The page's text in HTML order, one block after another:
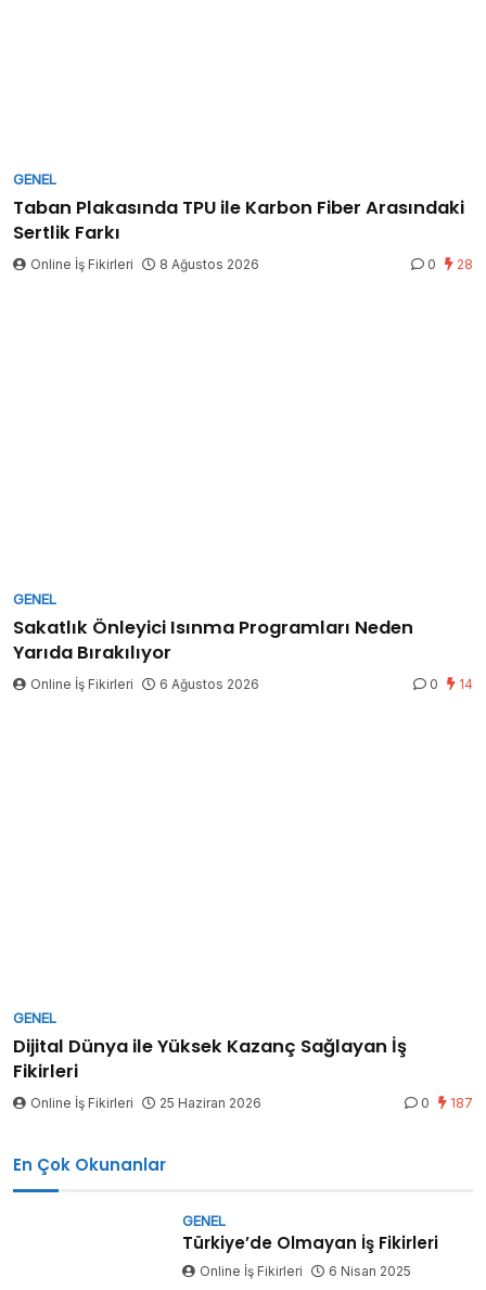
GENEL
Taban Plakasında TPU ile Karbon Fiber Arasındaki
Sertlik Farkı
Online İş Fikirleri 8 Ağustos 2026 0 28
GENEL
Sakatlık Önleyici Isınma Programları Neden
Yarıda Bırakılıyor
Online İş Fikirleri 6 Ağustos 2026 0 14
GENEL
Dijital Dünya ile Yüksek Kazanç Sağlayan İş
Fikirleri
Online İş Fikirleri 25 Haziran 2026 0 187
En Çok Okunanlar
GENEL
Türkiye’de Olmayan İş Fikirleri
Online İş Fikirleri 6 Nisan 2025